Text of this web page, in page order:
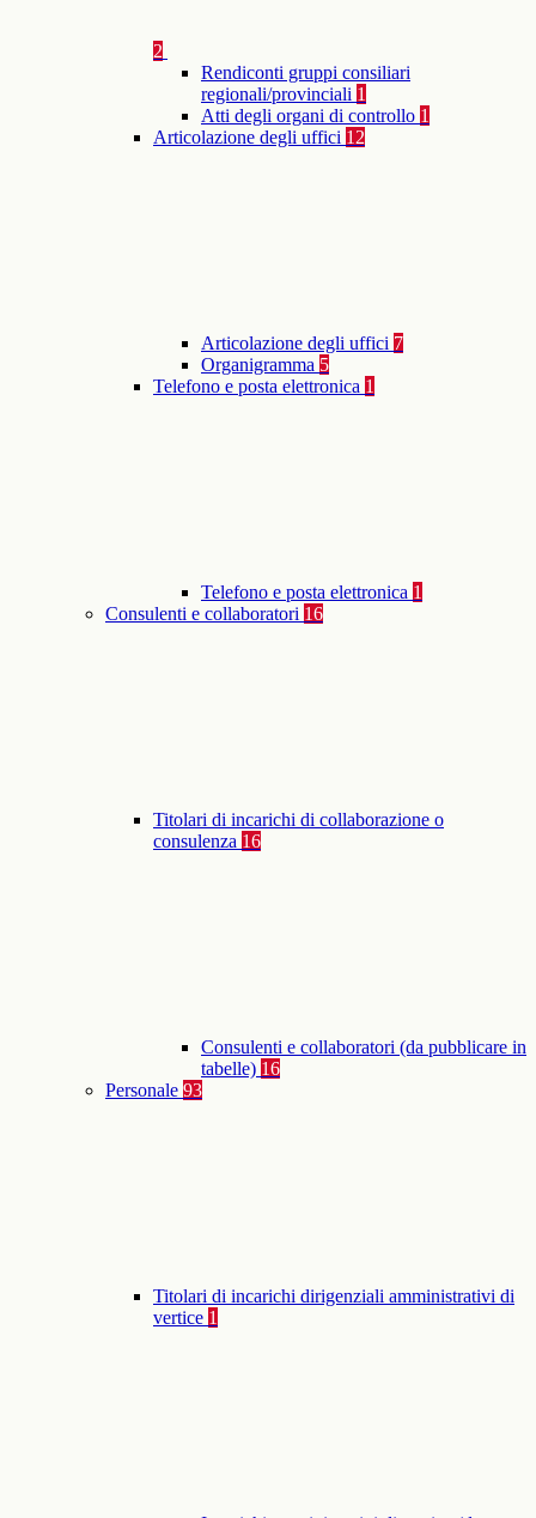
2
Rendiconti gruppi consiliari
regionali/provinciali 1
Atti degli organi di controllo 1
Articolazione degli uffici 12
Articolazione degli uffici 7
Organigramma 5
Telefono e posta elettronica 1
Telefono e posta elettronica 1
Consulenti e collaboratori 16
Titolari di incarichi di collaborazione o
consulenza 16
Consulenti e collaboratori (da pubblicare in
tabelle) 16
Personale 93
Titolari di incarichi dirigenziali amministrativi di
vertice 1